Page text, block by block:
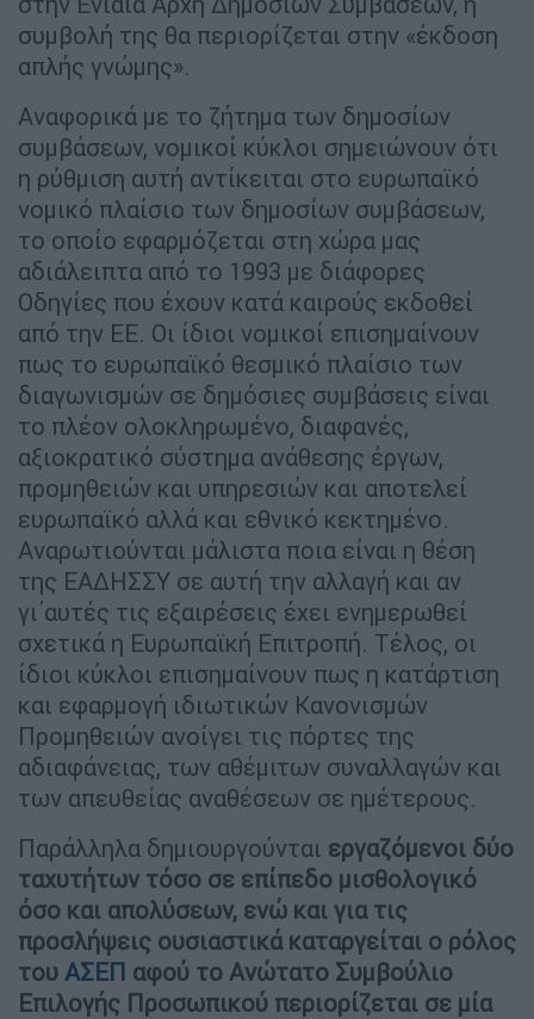
συμβολή της θα περιορίζεται στην «έκδοση
απλής γνώμης».
Αναφορικά με το ζήτημα των δημοσίων
συμβάσεων, νομικοί κύκλοι σημειώνουν ότι
η ρύθμιση αυτή αντίκειται στο ευρωπαϊκό
νομικό πλαίσιο των δημοσίων συμβάσεων,
το οποίο εφαρμόζεται στη χώρα μας
αδιάλειπτα από το 1993 με διάφορες
Οδηγίες που έχουν κατά καιρούς εκδοθεί
από την ΕΕ. Οι ίδιοι νομικοί επισημαίνουν
πως το ευρωπαϊκό θεσμικό πλαίσιο των
διαγωνισμών σε δημόσιες συμβάσεις είναι
το πλέον ολοκληρωμένο, διαφανές,
αξιοκρατικό σύστημα ανάθεσης έργων,
προμηθειών και υπηρεσιών και αποτελεί
ευρωπαϊκό αλλά και εθνικό κεκτημένο.
Αναρωτιούνται μάλιστα ποια είναι η θέση
της ΕΑΔΗΣΣΥ σε αυτή την αλλαγή και αν
γι΄αυτές τις εξαιρέσεις έχει ενημερωθεί
σχετικά η Ευρωπαϊκή Επιτροπή. Τέλος, οι
ίδιοι κύκλοι επισημαίνουν πως η κατάρτιση
και εφαρμογή ιδιωτικών Κανονισμών
Προμηθειών ανοίγει τις πόρτες της
αδιαφάνειας, των αθέμιτων συναλλαγών και
των απευθείας αναθέσεων σε ημέτερους.
Παράλληλα δημιουργούνται εργαζόμενοι δύο
ταχυτήτων τόσο σε επίπεδο μισθολογικό
όσο και απολύσεων, ενώ και για τις
προσλήψεις ουσιαστικά καταργείται ο ρόλος
του ΑΣΕΠ αφού το Ανώτατο Συμβούλιο
Επιλογής Προσωπικού περιορίζεται σε μία